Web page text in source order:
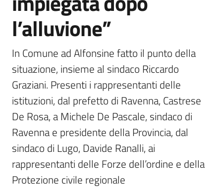
l’alluvione”
In Comune ad Alfonsine fatto il punto della
situazione, insieme al sindaco Riccardo
Graziani. Presenti i rappresentanti delle
istituzioni, dal prefetto di Ravenna, Castrese
De Rosa, a Michele De Pascale, sindaco di
Ravenna e presidente della Provincia, dal
sindaco di Lugo, Davide Ranalli, ai
rappresentanti delle Forze dell’ordine e della
Protezione civile regionale